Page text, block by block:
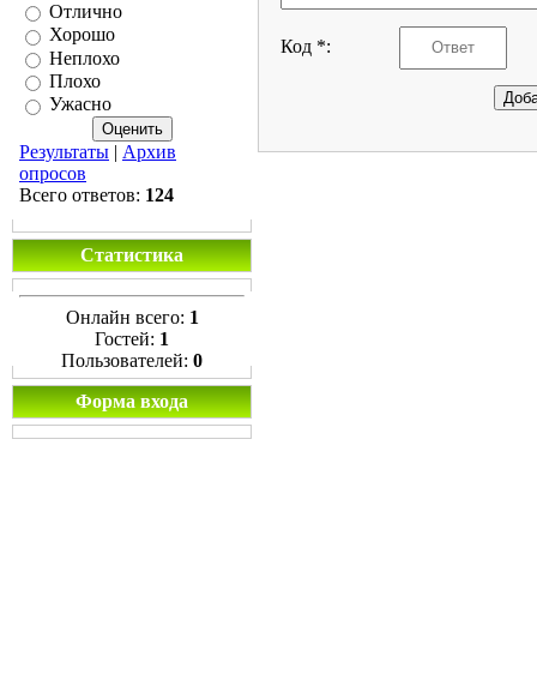
Отлично
Хорошо
Неплохо
Плохо
Ужасно
Результаты | Архив
опросов
Всего ответов: 124
Статистика
Онлайн всего: 1
Гостей: 1
Пользователей: 0
Форма входа
Код *: